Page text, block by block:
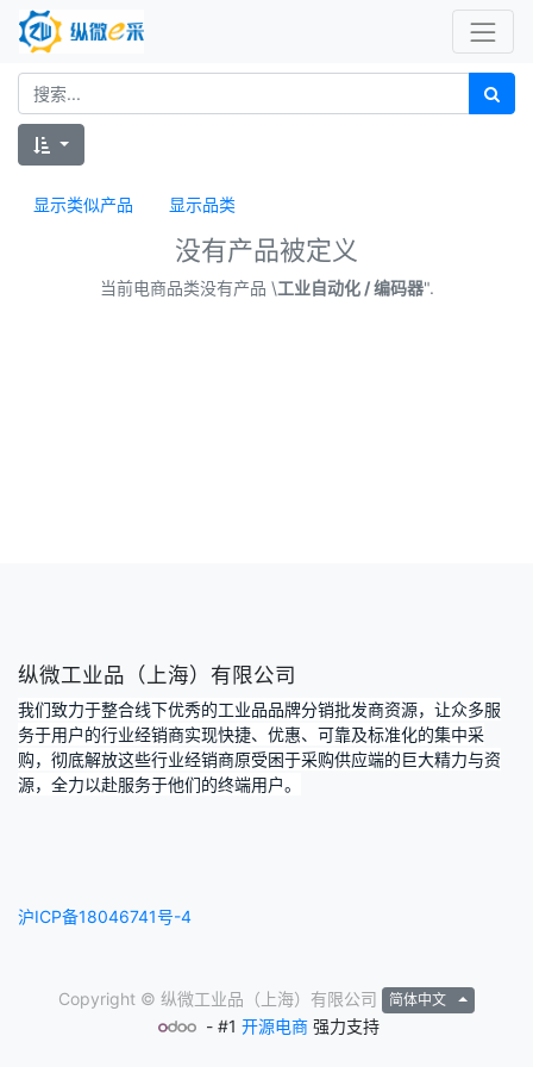
显示类似产品 显示品类
没有产品被定义
当前电商品类没有产品 \工业自动化 / 编码器".
纵微工业品（上海）有限公司
我们致力于整合线下优秀的工业品品牌分销批发商资源，让众多服
务于用户的行业经销商实现快捷、优惠、可靠及标准化的集中采
购，彻底解放这些行业经销商原受困于采购供应端的巨大精力与资
源，全力以赴服务于他们的终端用户。
沪ICP备18046741号-4
Copyright © 纵微工业品（上海）有限公司 简体中文
- #1开源电商 强力支持